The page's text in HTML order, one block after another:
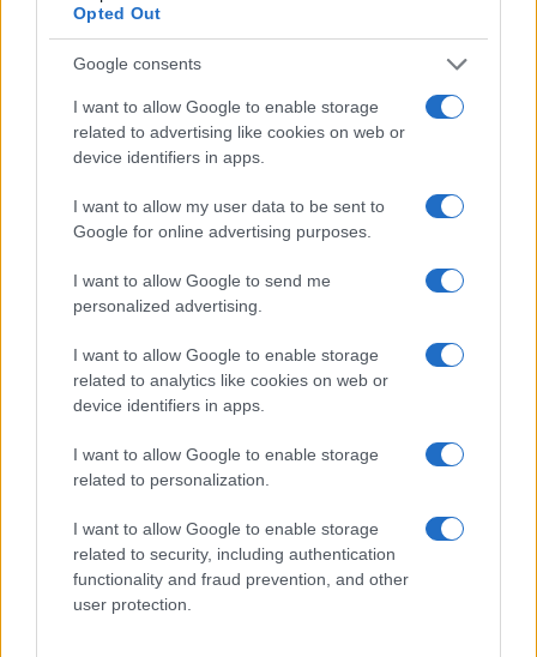
Opted Out
Google consents
I want to allow Google to enable storage
related to advertising like cookies on web or
device identifiers in apps.
I want to allow my user data to be sent to
Google for online advertising purposes.
I want to allow Google to send me
personalized advertising.
I want to allow Google to enable storage
related to analytics like cookies on web or
device identifiers in apps.
I want to allow Google to enable storage
related to personalization.
I want to allow Google to enable storage
related to security, including authentication
functionality and fraud prevention, and other
user protection.
Η δυνατότητα συνεχούς κίνησης με μεγάλη ταχύτητα των S για
μεγάλο χρονικό διάστημα που είναι υπέρ διπλάσιος των ΜΕΚΟ.
Τα δυο πυροβόλα των 76 χιλιοστών παρέχουν μεγαλύτερη ΑΑ
και αντιπυραυλική προστασία από ότι έχουν οι ΜΕΚΟ.
My_name_is_Nobody(@my_name_is_nobody)
14 Αυγούστου 2020 12:14
#189047